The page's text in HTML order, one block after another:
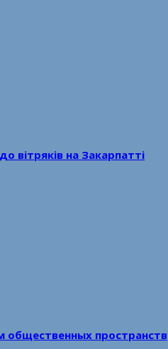
вітряків на Закарпатті
общественных пространств